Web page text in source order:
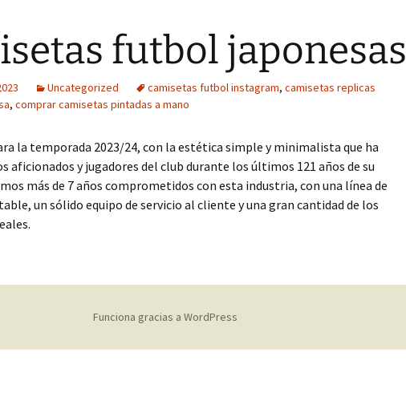
futbol japonesas
Uncategorized camisetas futbol instagram, camisetas replicas
, comprar camisetas pintadas a mano
la temporada 2023/24, con la estética simple y minimalista que ha
aficionados y jugadores del club durante los últimos 121 años de su
más de 7 años comprometidos con esta industria, con una línea de
un sólido equipo de servicio al cliente y una gran cantidad de los
Funciona gracias a WordPress